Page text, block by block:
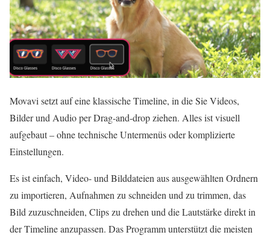
Movavi setzt auf eine klassische Timeline, in die Sie Videos,
Bilder und Audio per Drag-and-drop ziehen. Alles ist visuell
aufgebaut – ohne technische Untermenüs oder komplizierte
Einstellungen.
Es ist einfach, Video- und Bilddateien aus ausgewählten Ordnern
zu importieren, Aufnahmen zu schneiden und zu trimmen, das
Bild zuzuschneiden, Clips zu drehen und die Lautstärke direkt in
der Timeline anzupassen. Das Programm unterstützt die meisten